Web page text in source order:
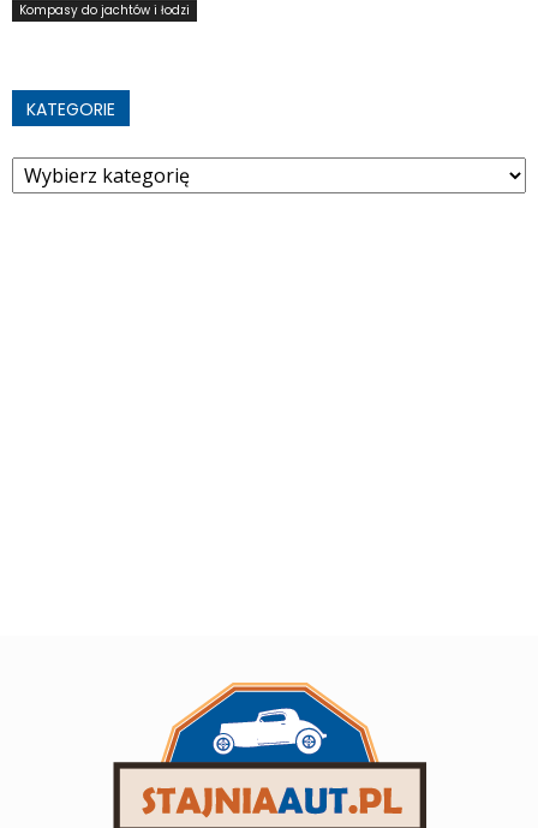
Kompasy do jachtów i łodzi
KATEGORIE
Kategorie